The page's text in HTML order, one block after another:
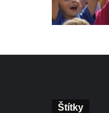
Štítky